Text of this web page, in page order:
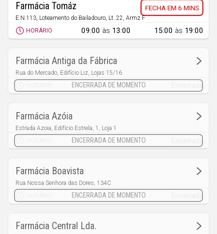
Farmácia Antiga da Fábrica
Rua do Mercado, Edifício Liz, Lojas 15/16
Maceira
Encerrada
Farmácia Azóia
Estrada Azoia, Edifício Estrela, 1, Loja 1
Azoia
Farmácia Boavista
Rua Nossa Senhora das Dores, 134C
Boa Vista
Encerrada
Farmácia Central Lda.
Farmácia Tomáz
E.N.113, Loteamento do Bailadouro, Lt. 22, Armz F
Pousos
HORÁRIO 09:00 às 13:00 15:00 às 19:00
6 MINS